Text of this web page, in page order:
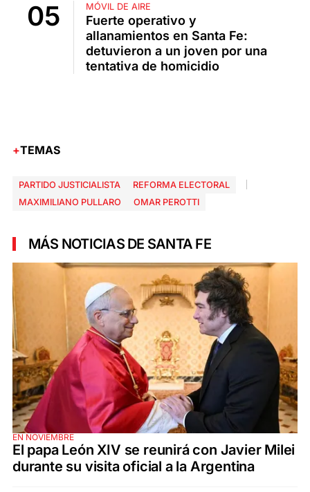
MÓVIL DE AIRE
Fuerte operativo y
allanamientos en Santa Fe:
detuvieron a un joven por una
tentativa de homicidio
TEMAS
PARTIDO JUSTICIALISTA
REFORMA ELECTORAL
MAXIMILIANO PULLARO
OMAR PEROTTI
MÁS NOTICIAS DE SANTA FE
EN NOVIEMBRE
El papa León XIV se reunirá con Javier Milei
durante su visita oficial a la Argentina